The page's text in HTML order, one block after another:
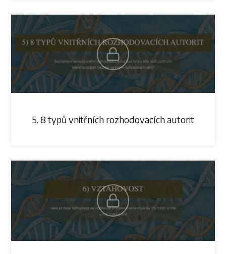
5. 8 typů vnitřních rozhodovacích autorit